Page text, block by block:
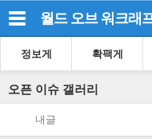
월드 오브 워크래
정보게 확팩게
오픈 이슈 갤러리
내글